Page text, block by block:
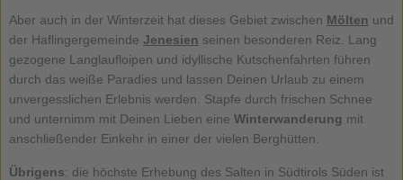
Aber auch in der Winterzeit hat dieses Gebiet zwischen Mölten und
der Haflingergemeinde Jenesien seinen besonderen Reiz. Lang
gezogene Langlaufloipen und idyllische Kutschenfahrten führen
durch das weiße Paradies und lassen Deinen Urlaub zu einem
unvergesslichen Erlebnis werden. Stapfe durch frischen Schnee
und unternimm mit Deinen Lieben eine Winterwanderung mit
anschließender Einkehr in einer der vielen Berghütten.
Übrigens: die höchste Erhebung des Salten in Südtirols Süden ist